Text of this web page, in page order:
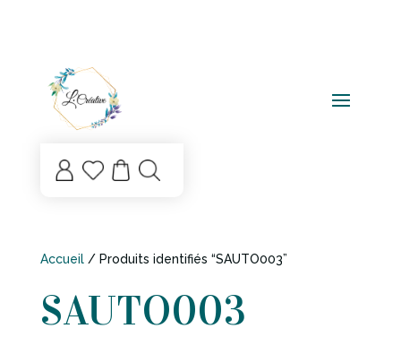
Mo
n
List
e
Accueil/ Produits identifiés “SAUTO003”
SAUTO003